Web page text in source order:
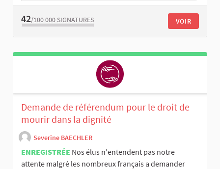
42/100 000 SIGNATURES VOIR
Demande de référendum pour le droit de
mourir dans la dignité
Severine BAECHLER
ENREGISTRÉE Nos élus n'entendent pas notre
attente malgré les nombreux français a demander